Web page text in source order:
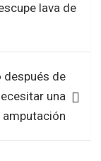
lava de
después de
una
amputación